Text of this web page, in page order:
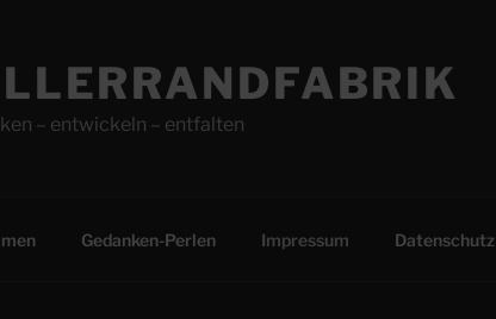
– entwickeln – entfalten
Gedanken-Perlen Impressum Datenschutz